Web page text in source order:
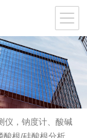
仪，钠度计、酸碱